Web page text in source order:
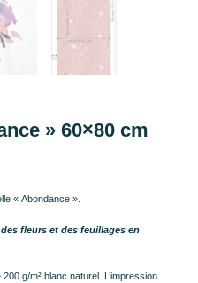
» 60×80 cm
« Abondance ».
fleurs et des feuillages en
g/m² blanc naturel. L’impression